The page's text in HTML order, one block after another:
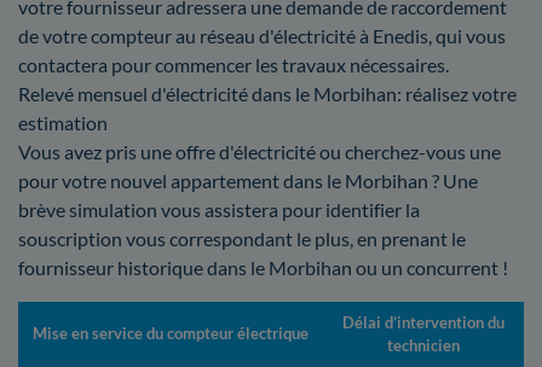
votre fournisseur adressera une demande de raccordement
de votre compteur au réseau d'électricité à Enedis, qui vous
contactera pour commencer les travaux nécessaires.
Relevé mensuel d'électricité dans le Morbihan: réalisez votre
estimation
Vous avez pris une offre d'électricité ou cherchez-vous une
pour votre nouvel appartement dans le Morbihan ? Une
brève simulation vous assistera pour identifier la
souscription vous correspondant le plus, en prenant le
fournisseur historique dans le Morbihan ou un concurrent !
Mise en service du compteur électrique
Délai d’intervention du
technicien